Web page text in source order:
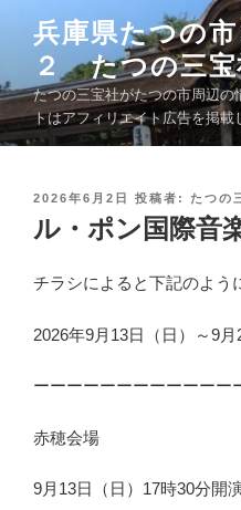
ン
ツ
へ
兵庫県たつの
２ たつの三宝
たつの三宝社がたつの市周辺
トはアフィリエイト広告を掲載
投
稿
日
2026年6月2日 投稿者: たつの
ル・ポン国際音
チラシによると下記のよう
2026年9月13日（日）～9
ーーーーーーーーーーーー
赤穂会場
9月13日（日）17時30分開